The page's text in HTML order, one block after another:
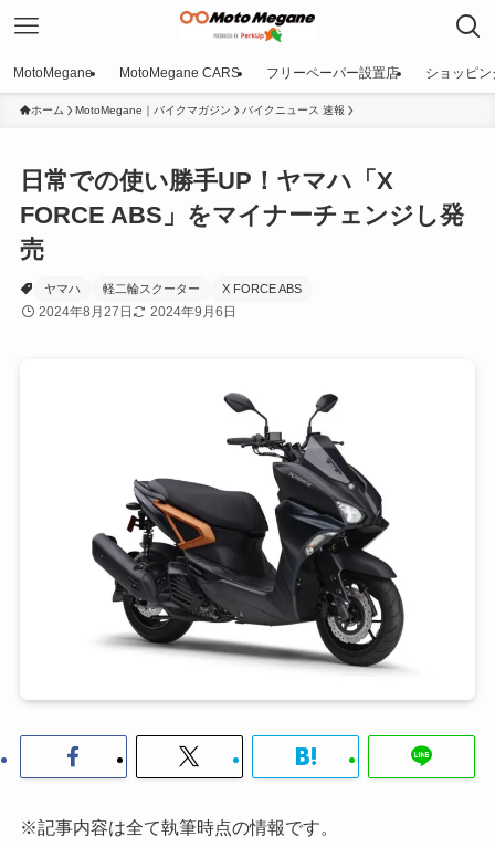
MotoMegane MotoMegane CARS フリーペーパー設置店 ショッピン
ホーム MotoMegane｜バイクマガジン バイクニュース 速報
日常での使い勝手UP！ヤマハ「X
FORCE ABS」をマイナーチェンジし発
売
ヤマハ 軽二輪スクーター X FORCE ABS
2024年8月27日 2024年9月6日
※記事内容は全て執筆時点の情報です。